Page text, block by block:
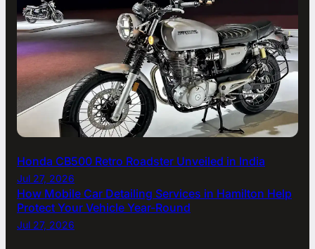
Honda CB500 Retro Roadster Unveiled in India
Jul 27, 2026
How Mobile Car Detailing Services in Hamilton Help
Protect Your Vehicle Year-Round
Jul 27, 2026